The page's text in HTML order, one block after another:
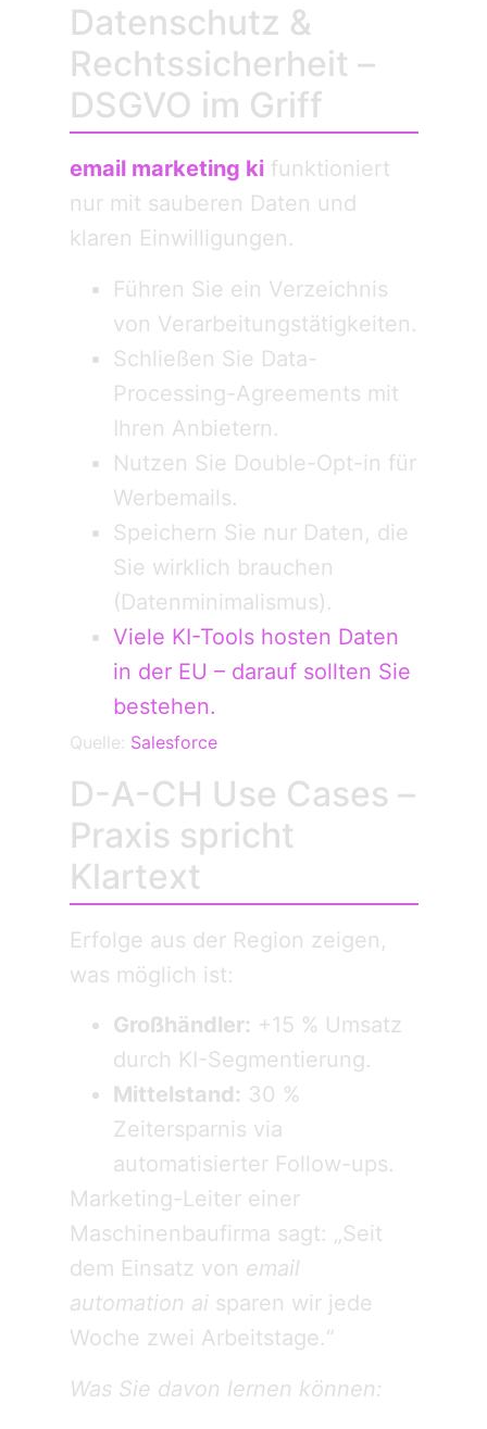
Datenschutz &
Rechtssicherheit –
DSGVO im Griff
email marketing kifunktioniert
nur mit sauberen Daten und
klaren Einwilligungen.
Führen Sie ein Verzeichnis
von Verarbeitungstätigkeiten.
Schließen Sie Data-
Processing-Agreements mit
Ihren Anbietern.
Nutzen Sie Double-Opt-in für
Werbemails.
Speichern Sie nur Daten, die
Sie wirklich brauchen
(Datenminimalismus).
Viele KI-Tools hosten Daten
in der EU – darauf sollten Sie
bestehen.
Quelle: Salesforce
D-A-CH Use Cases –
Praxis spricht
Klartext
Erfolge aus der Region zeigen,
was möglich ist:
Großhändler: +15 % Umsatz
durch KI-Segmentierung.
Mittelstand: 30 %
Zeitersparnis via
automatisierter Follow-ups.
Marketing-Leiter einer
Maschinenbaufirma sagt: „Seit
dem Einsatz von email
automation aisparen wir jede
Woche zwei Arbeitstage.“
Was Sie davon lernen können: